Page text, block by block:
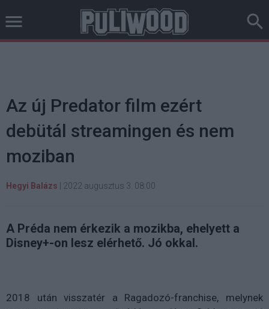
Az új Predator film ezért
debütál streamingen és nem
moziban
Hegyi Balázs 2022 augusztus 3. 08:00
A Préda nem érkezik a mozikba, ehelyett a
Disney+-on lesz elérhető. Jó okkal.
2018 után visszatér a Ragadozó-franchise, melynek